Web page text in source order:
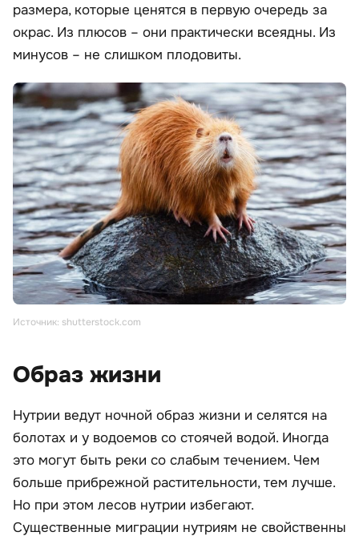
размера, которые ценятся в первую очередь за
окрас. Из плюсов – они практически всеядны. Из
минусов – не слишком плодовиты.
Источник: shutterstock.com
Образ жизни
Нутрии ведут ночной образ жизни и селятся на
болотах и у водоемов со стоячей водой. Иногда
это могут быть реки со слабым течением. Чем
больше прибрежной растительности, тем лучше.
Но при этом лесов нутрии избегают.
Существенные миграции нутриям не свойственны